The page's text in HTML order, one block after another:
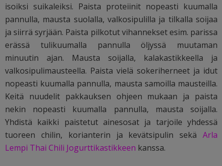
isoiksi suikaleiksi. Paista proteiinit nopeasti kuumalla
pannulla, mausta suolalla, valkosipulilla ja tilkalla soijaa
ja siirrä syrjään. Paista pilkotut vihannekset esim. parissa
erässä tulikuumalla pannulla öljyssä muutaman
minuutin ajan. Mausta soijalla, kalakastikkeella ja
valkosipulimausteella. Paista vielä sokeriherneet ja idut
nopeasti kuumalla pannulla, mausta samoilla mausteilla.
Keitä nuudelit pakkauksen ohjeen mukaan ja paista
nekin nopeasti kuumalla pannulla, mausta soijalla.
Yhdistä kaikki paistetut ainesosat ja tarjoile yhdessä
tuoreen chilin, korianterin ja kevätsipulin sekäArla
Lempi Thai Chili Jogurttikastikkeen kanssa.